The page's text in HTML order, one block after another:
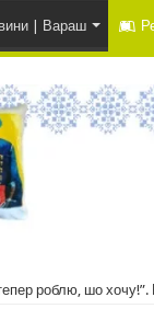
| Вараш
роблю, шо хочу!”.